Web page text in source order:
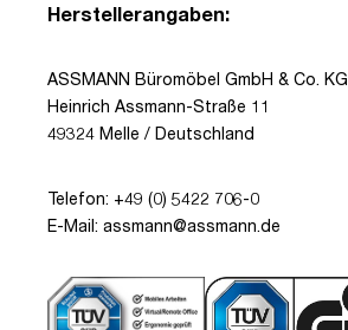
Herstellerangaben:
ASSMANN Büromöbel GmbH & Co. KG
Heinrich Assmann-Straße 11
49324 Melle / Deutschland
Telefon: +49 (0) 5422 706-0
E-Mail: assmann@assmann.de